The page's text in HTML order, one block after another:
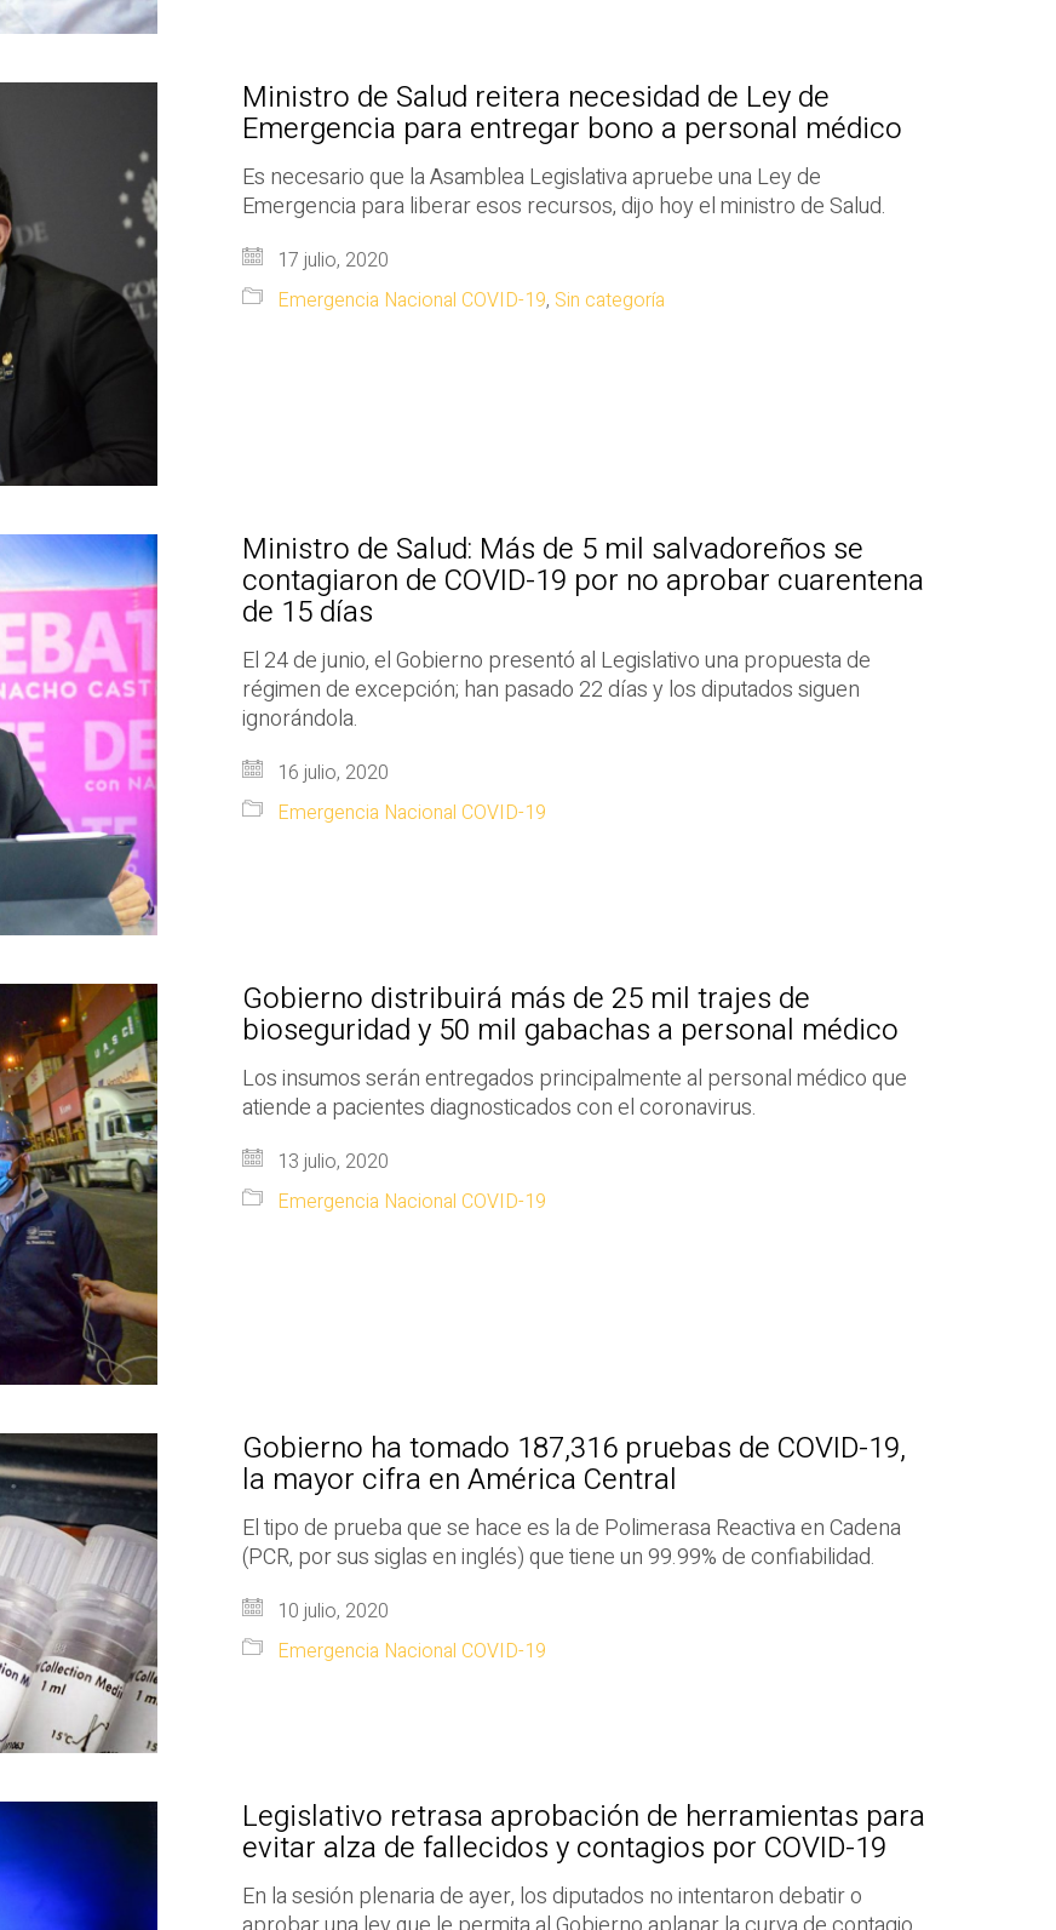
Ministro de Salud reitera necesidad de Ley de
Emergencia para entregar bono a personal médico
Es necesario que la Asamblea Legislativa apruebe una Ley de
Emergencia para liberar esos recursos, dijo hoy el ministro de Salud.
17 julio, 2020
Emergencia Nacional COVID-19, Sin categoría
Ministro de Salud: Más de 5 mil salvadoreños se
contagiaron de COVID-19 por no aprobar cuarentena
de 15 días
El 24 de junio, el Gobierno presentó al Legislativo una propuesta de
régimen de excepción; han pasado 22 días y los diputados siguen
ignorándola.
16 julio, 2020
Emergencia Nacional COVID-19
Gobierno distribuirá más de 25 mil trajes de
bioseguridad y 50 mil gabachas a personal médico
Los insumos serán entregados principalmente al personal médico que
atiende a pacientes diagnosticados con el coronavirus.
13 julio, 2020
Emergencia Nacional COVID-19
Gobierno ha tomado 187,316 pruebas de COVID-19,
la mayor cifra en América Central
El tipo de prueba que se hace es la de Polimerasa Reactiva en Cadena
(PCR, por sus siglas en inglés) que tiene un 99.99% de confiabilidad.
10 julio, 2020
Emergencia Nacional COVID-19
Legislativo retrasa aprobación de herramientas para
evitar alza de fallecidos y contagios por COVID-19
En la sesión plenaria de ayer, los diputados no intentaron debatir o